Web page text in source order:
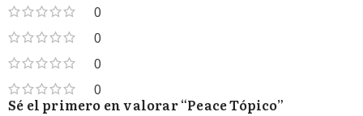
0
0
0
0
Sé el primero en valorar “Peace Tópico”